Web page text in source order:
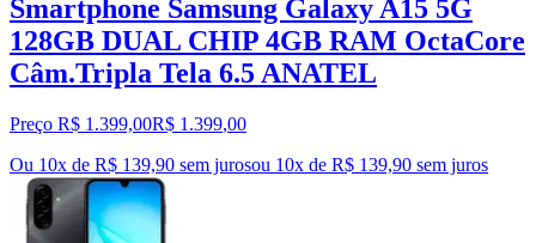
Smartphone Samsung Galaxy A15 5G
128GB DUAL CHIP 4GB RAM OctaCore
Câm.Tripla Tela 6.5 ANATEL
Preço R$ 1.399,00R$ 1.399,00
Ou 10x de R$ 139,90 sem jurosou 10x de R$ 139,90 sem juros